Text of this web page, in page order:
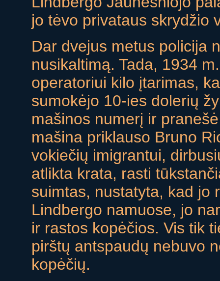
jo tėvo privataus skrydžio
Dar dvejus metus policija
nusikaltimą. Tada, 1934
operatoriui kilo įtarimas,
sumokėjo 10-ies dolerių
mašinos numerį ir
mašina priklauso Bruno
vokiečių imigrantui,
atlikta krata, rasti
suimtas, nustatyta, kad jo
Lindbergo namuose, jo
ir rastos kopėčios. Vis tik
pirštų antspaudų nebuvo
kopėčių.